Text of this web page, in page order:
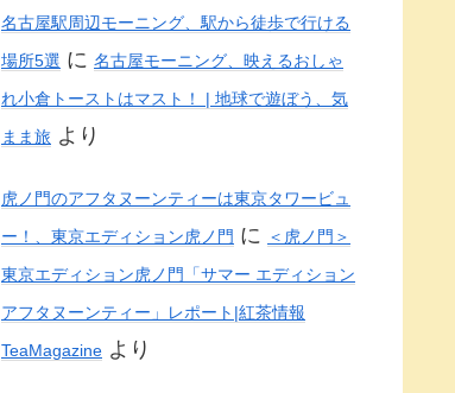
名古屋駅周辺モーニング、駅から徒歩で行ける
場所5選 に 名古屋モーニング、映えるおしゃ
れ小倉トーストはマスト！ | 地球で遊ぼう、気
まま旅 より
虎ノ門のアフタヌーンティーは東京タワービュ
ー！、東京エディション虎ノ門 に
＜虎ノ門＞
東京エディション虎ノ門「サマー エディション
アフタヌーンティー」レポート|紅茶情報
TeaMagazine より